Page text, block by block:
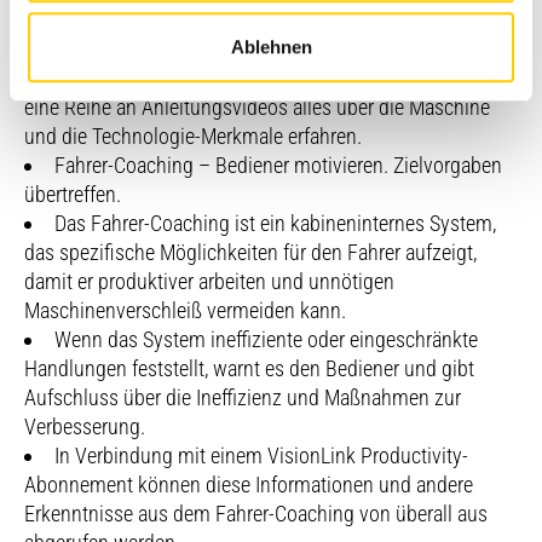
Ablehnen
Stufen
Biodiesel
B20¹
Emissionen
Erfüllt die Emissionsnormen EPA Tier 4
und Japan 2014.
Anmerkung
(1)
Die angegebene Nutzleistung ist die am
Schwungrad verfügbare Leistung, wenn
der Motor mit Lüfter, Lufteinlasssystem,
Abgassystem und Lichtmaschine bei
einer Motordrehzahl von 1,700 U/min
wird gemäß der zum
Herstellungszeitpunkt gültigen Norm
ermittelt.
Farbcodierte Benachrichtigungen heben wichtige
Über den QR-Code auf dem Monitor können Sie über
eine Reihe an Anleitungsvideos alles über die Maschine
und die Technologie-Merkmale erfahren.
Fahrer-Coaching – Bediener motivieren. Zielvorgaben
übertreffen.
Das Fahrer-Coaching ist ein kabineninternes System,
das spezifische Möglichkeiten für den Fahrer aufzeigt,
damit er produktiver arbeiten und unnötigen
Maschinenverschleiß vermeiden kann.
Wenn das System ineffiziente oder eingeschränkte
Handlungen feststellt, warnt es den Bediener und gibt
Aufschluss über die Ineffizienz und Maßnahmen zur
Verbesserung.
In Verbindung mit einem VisionLink Productivity-
Abonnement können diese Informationen und andere
Erkenntnisse aus dem Fahrer-Coaching von überall aus